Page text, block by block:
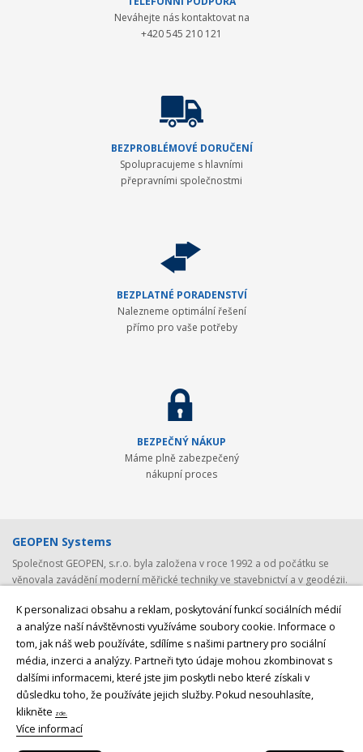
K personalizaci obsahu a reklam, poskytování funkcí sociálních médií
a analýze naší návštěvnosti využíváme soubory cookie. Informace o
tom, jak náš web používáte, sdílíme s našimi partnery pro sociální
média, inzerci a analýzy. Partneři tyto údaje mohou zkombinovat s
dalšími informacemi, které jste jim poskytli nebo které získali v
důsledku toho, že používáte jejich služby.Pokud nesouhlasíte,
klikněte zde.
Více informací
Neváhejte nás kontaktovat na
+420 545 210 121
BEZPROBLÉMOVÉ DORUČENÍ
Spolupracujeme s hlavními
přepravními společnostmi
BEZPLATNÉ PORADENSTVÍ
Nalezneme optimální řešení
přímo pro vaše potřeby
BEZPEČNÝ NÁKUP
Máme plně zabezpečený
nákupní proces
GEOPEN Systems
Společnost GEOPEN, s.r.o. byla založena v roce 1992 a od počátku se
věnovala zavádění moderní měřické techniky ve stavebnictví a v geodézii.
přední japonský výrobce (nejen) geodetické techniky. Postupem času byla
nabídka rozšířena o spolehlivá laserová zařízení Laser Alignment a
Mikrofyn. S rozvojem satelitních systémů jsme v roce 2008 navázali
spolupráci se společností Javad GNSS, světovým producentem GNSS
přijímačů a GNSS anténz USA. V posledních letech byly do naší nabídky
přidány ještě lokátory podzemních vedeníCableDetection a speciální
laserová technika značek AMA Laser a Theis
významných, krokem bylo rozšíření naší nabídky o špičkovou měřící